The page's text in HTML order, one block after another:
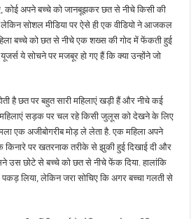
कोई अपने बच्चे को जानबूझकर छत से नीचे किसी की
सोशल मीडिया पर ऐसे ही एक वीडियो ने आजकल
बच्चे को छत से नीचे एक शख्स की गोद में फेंकती हुई
ये सोचने पर मजबूर हो गए हैं कि क्या उन्होंने जो
है छत पर बहुत सारी महिलाएं खड़ी हैं और नीचे कई
सड़क पर चल रहे किसी जुलूस को देखने के लिए
एक अजीबोगरीब मोड़ ले लेता है. एक महिला अपने
पर खतरनाक तरीके से झुकी हुई दिखाई दी और
उस छोटे से बच्चे को छत से नीचे फेंक दिया. हालांकि
लिया, लेकिन जरा सोचिए कि अगर बच्चा गलती से